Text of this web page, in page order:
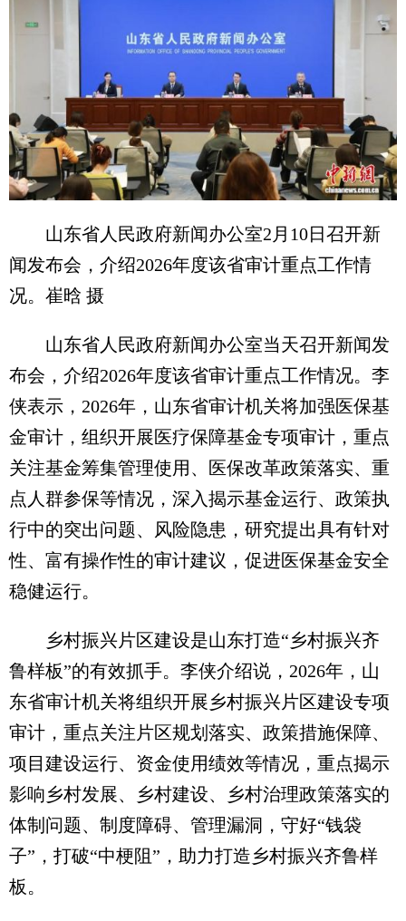
山东省人民政府新闻办公室2月10日召开新
闻发布会，介绍2026年度该省审计重点工作情
况。崔晗 摄
山东省人民政府新闻办公室当天召开新闻发
布会，介绍2026年度该省审计重点工作情况。李
侠表示，2026年，山东省审计机关将加强医保基
金审计，组织开展医疗保障基金专项审计，重点
关注基金筹集管理使用、医保改革政策落实、重
点人群参保等情况，深入揭示基金运行、政策执
行中的突出问题、风险隐患，研究提出具有针对
性、富有操作性的审计建议，促进医保基金安全
稳健运行。
乡村振兴片区建设是山东打造“乡村振兴齐
鲁样板”的有效抓手。李侠介绍说，2026年，山
东省审计机关将组织开展乡村振兴片区建设专项
审计，重点关注片区规划落实、政策措施保障、
项目建设运行、资金使用绩效等情况，重点揭示
影响乡村发展、乡村建设、乡村治理政策落实的
体制问题、制度障碍、管理漏洞，守好“钱袋
子”，打破“中梗阻”，助力打造乡村振兴齐鲁样
板。